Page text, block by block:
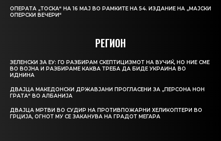
ОПЕРАТА „ТОСКА“ НА 16 МАЈ ВО РАМКИТЕ НА 54. ИЗДАНИЕ НА „МАЈСКИ
ОПЕРСКИ ВЕЧЕРИ“
РЕГИОН
ЗЕЛЕНСКИ ЗА ЕУ: ГО РАЗБИРАМ СКЕПТИЦИЗМОТ НА ВУЧИЌ, НО НИЕ СМЕ
ВО ВОЈНА И РАЗБИРАМЕ КАКВА ТРЕБА ДА БИДЕ УКРАИНА ВО
ИДНИНА
ДВАЈЦА МАКЕДОНСКИ ДРЖАВЈАНИ ПРОГЛАСЕНИ ЗА „ПЕРСОНА НОН
ГРАТА“ ВО АЛБАНИЈА
ДВАЈЦА МРТВИ ВО СУДИР НА ПРОТИВПОЖАРНИ ХЕЛИКОПТЕРИ ВО
ГРЦИЈА, ОГНОТ МУ СЕ ЗАКАНУВА НА ГРАДОТ МЕГАРА